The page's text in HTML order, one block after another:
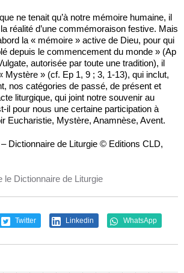
ne tenait qu’à notre mémoire humaine, il
réalité d’une commémoraison festive. Mais
la « mémoire » active de Dieu, pour qui
depuis le commencement du monde » (Ap
autorisée par toute une tradition), il
Mystère » (cf. Ep 1, 9 ; 3, 1-13), qui inclut,
nos catégories de passé, de présent et
liturgique, qui joint notre souvenir au
il pour nous une certaine participation à
Eucharistie, Mystère, Anamnèse, Avent.
Dictionnaire de Liturgie © Editions CLD,
le Dictionnaire de Liturgie
Twitter Linkedin WhatsApp